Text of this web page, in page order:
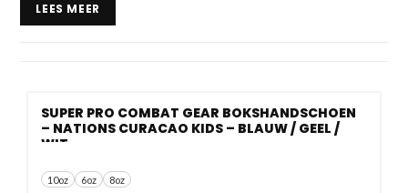
De nadruk ligt op veilige basics voor de les:
LEES MEER
10oz 6oz 8oz
SUPER PRO COMBAT GEAR BOKSHANDSCHOEN
– NATIONS CURACAO KIDS – BLAUW / GEEL /
WIT